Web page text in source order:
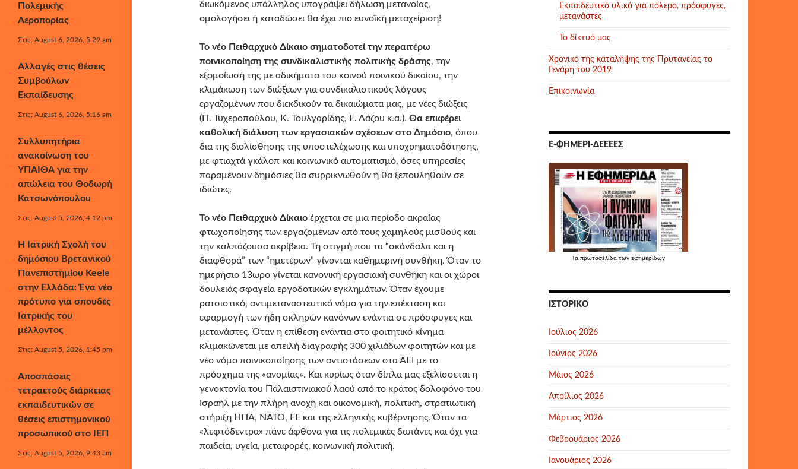
διωκόμενος υπάλληλος υπογράψει δήλωση μετανοίας,
ομολογήσει ή καταδώσει θα έχει πιο ευνοϊκή μεταχείριση!
Το νέο Πειθαρχικό Δίκαιο σηματοδοτεί την περαιτέρω
ποινικοποίηση της συνδικαλιστικής πολιτικής δράσης, την
εξομοίωσή της με αδικήματα του κοινού ποινικού δικαίου, την
κλιμάκωση των διώξεων για συνδικαλιστικούς λόγους
εργαζομένων που διεκδικούν τα δικαιώματα μας, με νέες διώξεις
(Π. Τυχεροπούλου, Κ. Τουλγαρίδης, Ε. Λάζου κ.α.). Θα επιφέρει
καθολική διάλυση των εργασιακών σχέσεων στο Δημόσιο, όπου
δια της διολίσθησης της υποστελέχωσης και υποχρηματοδότησης,
με φτιαχτά γκάλοπ και κοινωνικό αυτοματισμό, όσες υπηρεσίες
παραμένουν δημόσιες θα συρρικνωθούν ή θα ξεπουληθούν σε
ιδιώτες.
Το νέο Πειθαρχικό Δίκαιο έρχεται σε μια περίοδο ακραίας
φτωχοποίησης των εργαζομένων από τους χαμηλούς μισθούς και
την καλπάζουσα ακρίβεια. Τη στιγμή που τα “σκάνδαλα και η
διαφθορά” των “ημετέρων” γίνονται καθημερινή συνθήκη. Όταν το
ημερήσιο 13ωρο γίνεται κανονική εργασιακή συνθήκη και οι χώροι
δουλειάς σφαγεία εργοδοτικών εγκλημάτων. Όταν έχουμε
ρατσιστικό, αντιμεταναστευτικό νόμο για την επέκταση και
εφαρμογή των ήδη σκληρών κανόνων ενάντια σε πρόσφυγες και
μετανάστες. Όταν η επίθεση ενάντια στο φοιτητικό κίνημα
κλιμακώνεται με απειλή διαγραφής 300 χιλιάδων φοιτητών και με
νέο νόμο ποινικοποίησης των αντιστάσεων στα ΑΕΙ με το
πρόσχημα της «ανομίας». Και κυρίως όταν δίπλα μας εξελίσσεται η
γενοκτονία του Παλαιστινιακού λαού από το κράτος δολοφόνο του
Ισραήλ με την πλήρη ανοχή και οικονομική, πολιτική, στρατιωτική
στήριξη ΗΠΑ, ΝΑΤΟ, ΕΕ και της ελληνικής κυβέρνησης. Όταν τα
«λεφτόδεντρα» πάνε άφθονα για τις πολεμικές δαπάνες και όχι για
παιδεία, υγεία, μεταφορές, κοινωνική πολιτική.
Εκπαιδευτικό υλικό για πόλεμο, πρόσφυγες,
μετανάστες
Το δίκτυό μας
Χρονικό της καταληψης της Πρυτανείας το
Γενάρη του 2019
Επικοινωνία
Ε-ΦΗΜΕΡΊ-ΔΕΕΕΕΣ
Τα πρωτοσέλιδα των εφημερίδων
ΙΣΤΟΡΙΚΌ
Ιούλιος 2026
Ιούνιος 2026
Μάιος 2026
Απρίλιος 2026
Μάρτιος 2026
Φεβρουάριος 2026
Ιανουάριος 2026
Πολεμικής
Αεροπορίας
Στις: August 6, 2026, 5:29 am
Αλλαγές στις θέσεις
Συμβούλων
Εκπαίδευσης
Στις: August 6, 2026, 5:16 am
Συλλυπητήρια
ανακοίνωση του
ΥΠΑΙΘΑ για την
απώλεια του Θοδωρή
Κατσωνόπουλου
Στις: August 5, 2026, 4:12 pm
Η Ιατρική Σχολή του
δημόσιου Βρετανικού
Πανεπιστημίου Keele
στην Ελλάδα: Ένα νέο
πρότυπο για σπουδές
Ιατρικής του
μέλλοντος
Στις: August 5, 2026, 1:45 pm
Αποσπάσεις
τετραετούς διάρκειας
εκπαιδευτικών σε
θέσεις επιστημονικού
προσωπικού στο ΙΕΠ
Στις: August 5, 2026, 9:43 am